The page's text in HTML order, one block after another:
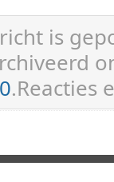
is
.Reacties